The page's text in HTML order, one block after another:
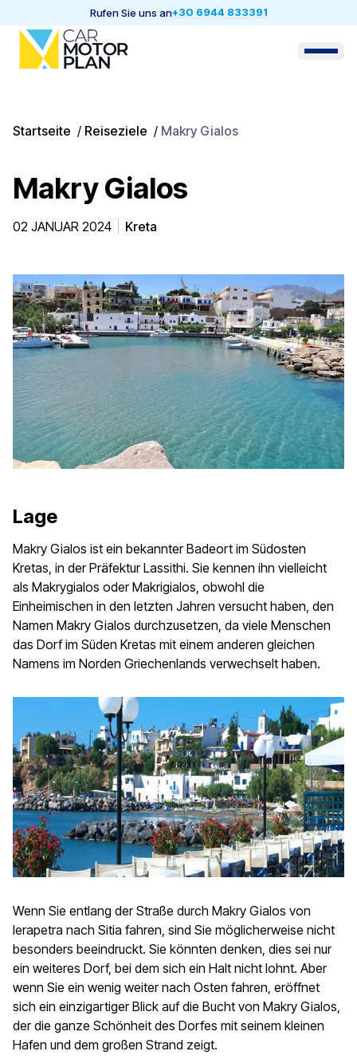
Rufen Sie uns an+30 6944 833391
Startseite / Reiseziele / Makry Gialos
Makry Gialos
02 JANUAR 2024 Kreta
Lage
Makry Gialos ist ein bekannter Badeort im Südosten
Kretas, in der Präfektur Lassithi. Sie kennen ihn vielleicht
als Makrygialos oder Makrigialos, obwohl die
Einheimischen in den letzten Jahren versucht haben, den
Namen Makry Gialos durchzusetzen, da viele Menschen
das Dorf im Süden Kretas mit einem anderen gleichen
Namens im Norden Griechenlands verwechselt haben.
Wenn Sie entlang der Straße durch Makry Gialos von
Ierapetra nach Sitia fahren, sind Sie möglicherweise nicht
besonders beeindruckt. Sie könnten denken, dies sei nur
ein weiteres Dorf, bei dem sich ein Halt nicht lohnt. Aber
wenn Sie ein wenig weiter nach Osten fahren, eröffnet
sich ein einzigartiger Blick auf die Bucht von Makry Gialos,
der die ganze Schönheit des Dorfes mit seinem kleinen
Hafen und dem großen Strand zeigt.